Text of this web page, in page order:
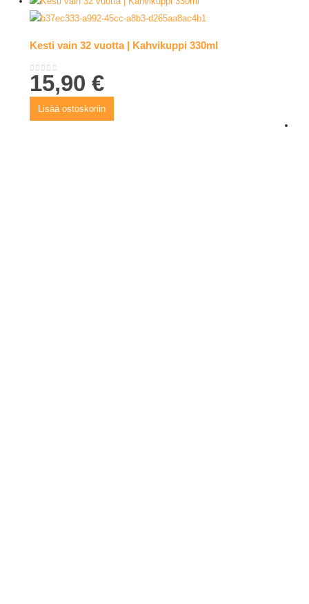
Kesti vain 32 vuotta | Kahvikuppi 330ml
0out of 5
15,90€
Lisää ostoskoriin